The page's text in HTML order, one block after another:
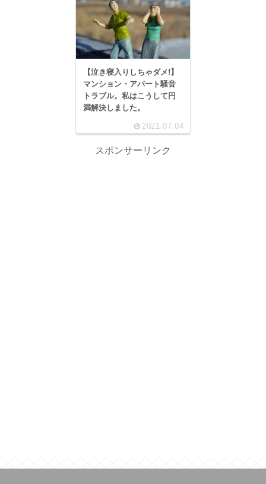
【泣き寝入りしちゃダメ!】
マンション・アパート騒音
トラブル。私はこうして円
満解決しました。
2021.07.04
スポンサーリンク